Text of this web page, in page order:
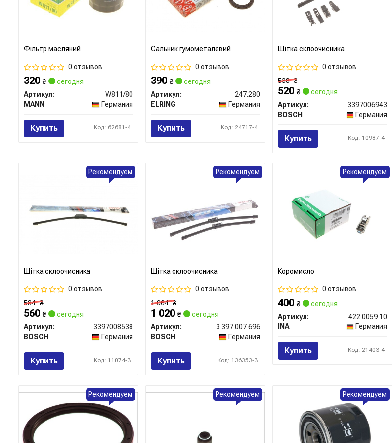
Фільтр масляний
0 отзывов
320 ₴
сегодня
Артикул:
W811/80
MANN
Германия
Купить Код: 62681-4
Сальник гумометалевий
0 отзывов
390 ₴
сегодня
Артикул:
247.280
ELRING
Германия
Купить Код: 24717-4
Щітка склоочисника
0 отзывов
538₴
520 ₴
сегодня
Артикул:
3397006943
BOSCH
Германия
Купить Код: 10987-4
Щітка склоочисника
0 отзывов
584₴
560 ₴
сегодня
Артикул:
3397008538
BOSCH
Германия
Купить Код: 11074-3
Рекомендуем
Щітка склоочисника
0 отзывов
1 064₴
1 020 ₴
сегодня
Артикул:
3 397 007 696
BOSCH
Германия
Купить Код: 136353-3
Рекомендуем
Коромисло
0 отзывов
400 ₴
сегодня
Артикул:
422 0059 10
INA
Германия
Купить Код: 21403-4
Рекомендуем
Рекомендуем Рекомендуем Рекомендуем